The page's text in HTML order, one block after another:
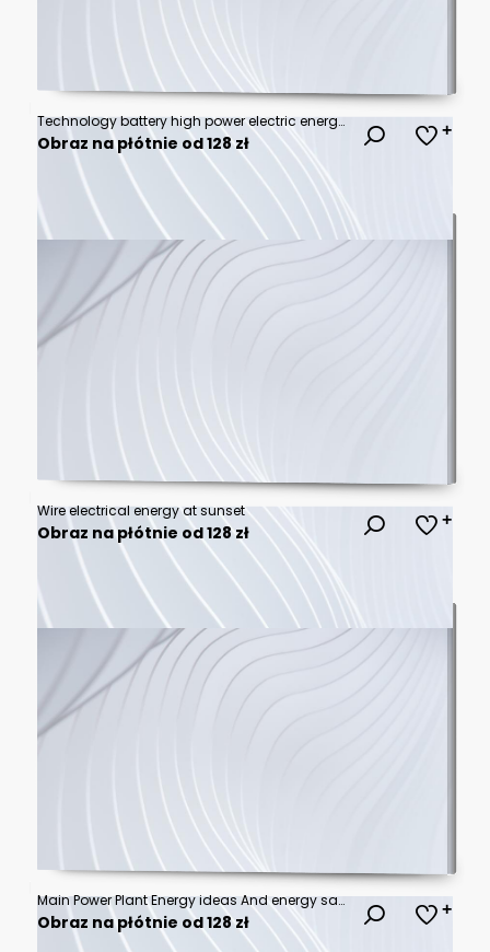
Technology battery high power electric energy with a connected charging cable. Battery to electric cars and mobile devices with clean electric, Green renewable energy battery storage future.
Obraz na płótnie od 128 zł
Wire electrical energy at sunset
Obraz na płótnie od 128 zł
Main Power Plant Energy ideas And energy saving
Obraz na płótnie od 128 zł